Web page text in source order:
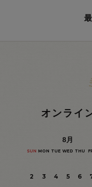
オンライ
8月
SUN MON TUE WED THU
2
3 4 5 6